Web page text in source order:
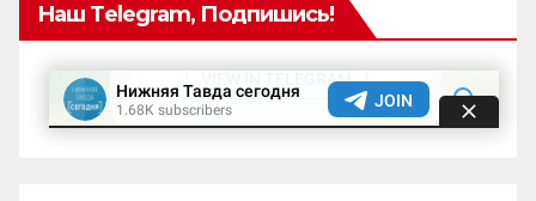
Наш Telegram, Подпишись!